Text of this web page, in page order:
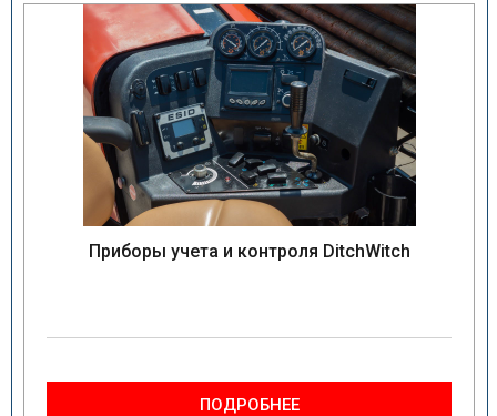
Приборы учета и контроля DitchWitch
ПОДРОБНЕЕ